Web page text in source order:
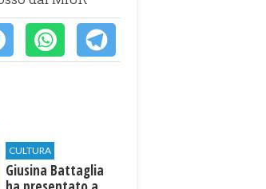
CULTURA
Giusina Battaglia